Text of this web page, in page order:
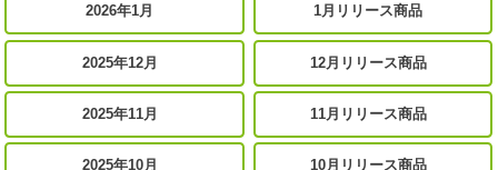
2026年1月 1月リリース商品
2025年12月 12月リリース商品
2025年11月 11月リリース商品
2025年10月 10月リリース商品